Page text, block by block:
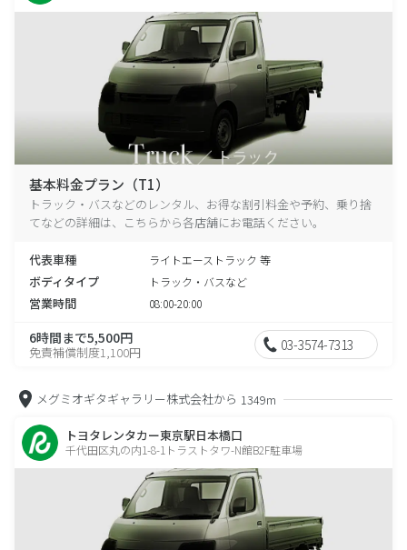
基本料金プラン（T1）
トラック・バスなどのレンタル、お得な割引料金や予約、乗り捨
てなどの詳細は、こちらから各店舗にお電話ください。
代表車種 ライトエーストラック 等
ボディタイプ トラック・バスなど
営業時間 08:00-20:00
6時間まで5,500円
免責補償制度1,100円 03-3574-7313
メグミオギタギャラリー株式会社から 1349m
トヨタレンタカー東京駅日本橋口
千代田区丸の内1-8-1トラストタワ-N館B2F駐車場